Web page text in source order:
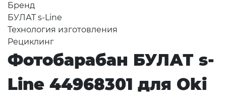
Бренд
БУЛАТ s-Line
Технология изготовления
Рециклинг
Фотобарабан БУЛАТ s-
Line 44968301 для Oki